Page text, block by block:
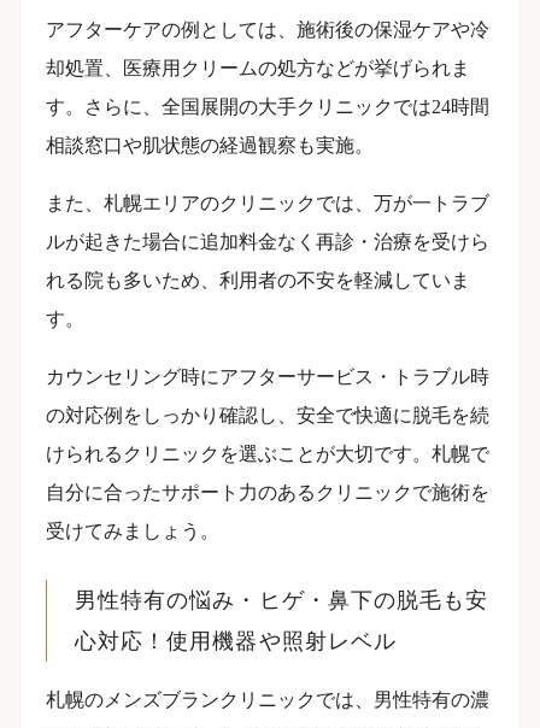
アフターケアの例としては、施術後の保湿ケアや冷
却処置、医療用クリームの処方などが挙げられま
す。さらに、全国展開の大手クリニックでは24時間
相談窓口や肌状態の経過観察も実施。
また、札幌エリアのクリニックでは、万が一トラブ
ルが起きた場合に追加料金なく再診・治療を受けら
れる院も多いため、利用者の不安を軽減していま
す。
カウンセリング時にアフターサービス・トラブル時
の対応例をしっかり確認し、安全で快適に脱毛を続
けられるクリニックを選ぶことが大切です。札幌で
自分に合ったサポート力のあるクリニックで施術を
受けてみましょう。
男性特有の悩み・ヒゲ・鼻下の脱毛も安
心対応！使用機器や照射レベル
札幌のメンズブランクリニックでは、男性特有の濃